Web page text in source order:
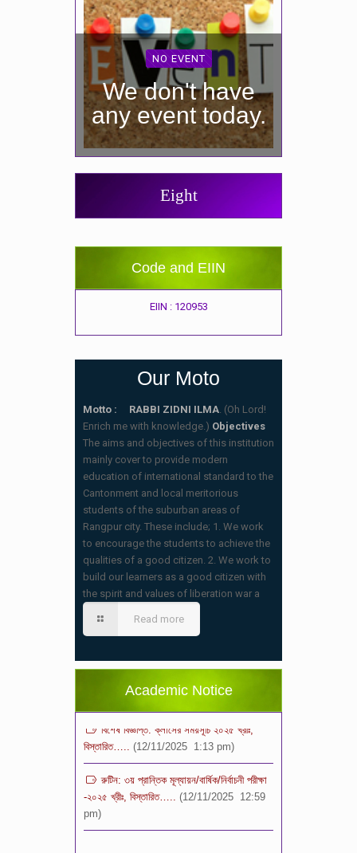
NO EVENT
We don't have
any event today.
Eight
Code and EIIN
EIIN : 120953
Our Moto
Motto : RABBI ZIDNI ILMA. (Oh Lord!
Enrich me with knowledge.) Objectives
The aims and objectives of this institution
mainly cover to provide modern
education of international standard to the
Cantonment and local meritorious
students of the suburban areas of
Rangpur city. These include; 1. We work
to encourage the students to achieve the
qualities of a good citizen. 2. We work to
build our learners as a good citizen with
the spirit and values of liberation war a
Read more
Academic Notice
স্কুলের ছুটির তালিকা ও বর্ষপঞ্জি – ২০২৬
(20/07/2026 2:14 pm)
শ্রেণি পযর্ন্ত ফরম বিতরন চলছে… বিস্তারিত
বিশেষ বিজ্ঞপ্তি: ক্লাসের সময়সূচি ২০২৫ খ্রীঃ,
বিস্তারিত….. (12/11/2025 1:13 pm)
রুটিন: ৩য় প্রান্তিক মূল্যায়ন/বার্ষিক/নির্বাচনী পরীক্ষা
-২০২৫ খ্রীঃ, বিস্তারিত….. (12/11/2025 12:59
pm)